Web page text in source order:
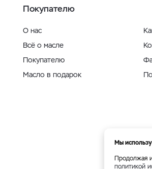
Покупателю
О нас
Всё о масле
Покупателю
Масло в подарок
Мы
Продолжая
политикой